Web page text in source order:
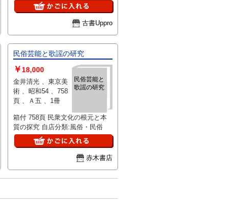
術 刊行年：1979/06/01 版表示：
説明：金井清光による『民俗芸能
と歌謡の研究』（東京美術刊、
当時の研究動向を踏まえつつ、地
域の伝統芸能や歌謡の特色を取り
上げており、学術的な興味を持つ
読者に向いているかもしれませ
ん。時代背景や資料の性質により
内容の詳細は限られますが、民俗
芸能に関する理解を深めるための
参考資料として活用できる可能性
があります。 状態：
古書Uppro
民俗芸能と歌謡の研究
民俗芸能と
歌謡の研究
￥ 18,000
金井清光 、東京美
術 、昭和54 、758
頁 、Ａ五 、1冊
箱付 758頁 民衆文化の根元と本
質の探究 自店分類:風俗・民俗
赤木書店